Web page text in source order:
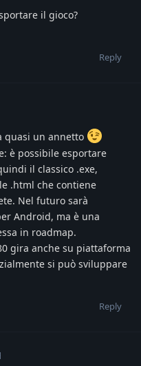
il gioco?
Reply
quasi un annetto
è possibile esportare
il classico .exe,
.html che contiene
Nel futuro sarà
Android, ma è una
in roadmap.
gira anche su piattaforma
si può sviluppare
Reply